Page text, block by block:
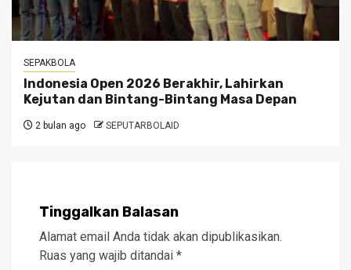
SEPAKBOLA
Indonesia Open 2026 Berakhir, Lahirkan
Kejutan dan Bintang-Bintang Masa Depan
2 bulan ago SEPUTARBOLAID
Tinggalkan Balasan
Alamat email Anda tidak akan dipublikasikan.
Ruas yang wajib ditandai *